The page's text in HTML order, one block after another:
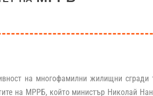
на многофамилни жилищни
на МРРБ, който министър Николай